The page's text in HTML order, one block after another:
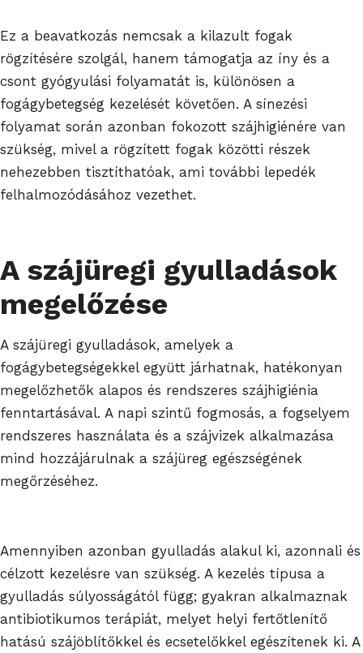
Ez a beavatkozás nemcsak a kilazult fogak
rögzítésére szolgál, hanem támogatja az íny és a
csont gyógyulási folyamatát is, különösen a
fogágybetegség kezelését követően. A sínezési
folyamat során azonban fokozott szájhigiénére van
szükség, mivel a rögzített fogak közötti részek
nehezebben tisztíthatóak, ami további lepedék
felhalmozódásához vezethet.
A szájüregi gyulladások
megelőzése
A szájüregi gyulladások, amelyek a
fogágybetegségekkel együtt járhatnak, hatékonyan
megelőzhetők alapos és rendszeres szájhigiénia
fenntartásával. A napi szintű fogmosás, a fogselyem
rendszeres használata és a szájvizek alkalmazása
mind hozzájárulnak a szájüreg egészségének
megőrzéséhez.
Amennyiben azonban gyulladás alakul ki, azonnali és
célzott kezelésre van szükség. A kezelés típusa a
gyulladás súlyosságától függ; gyakran alkalmaznak
antibiotikumos terápiát, melyet helyi fertőtlenítő
hatású szájöblítőkkel és ecsetelőkkel egészítenek ki. A